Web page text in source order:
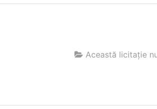
Această licitație